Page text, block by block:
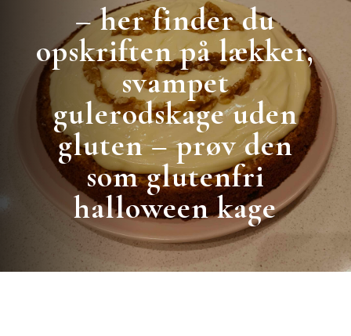
– her finder du
opskriften på lækker,
svampet
gulerodskage uden
gluten – prøv den
som glutenfri
halloween kage